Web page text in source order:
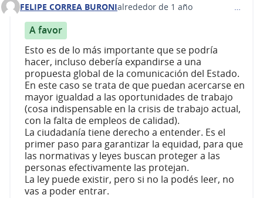
Comentario 584
FELIPE CORREA BURONIalrededor de 1 año …
A favor
Esto es de lo más importante que se podría
hacer, incluso debería expandirse a una
propuesta global de la comunicación del Estado.
En este caso se trata de que puedan acercarse en
mayor igualdad a las oportunidades de trabajo
(cosa indispensable en la crisis de trabajo actual,
con la falta de empleos de calidad).
La ciudadanía tiene derecho a entender. Es el
primer paso para garantizar la equidad, para que
las normativas y leyes buscan proteger a las
personas efectivamente las protejan.
La ley puede existir, pero si no la podés leer, no
vas a poder entrar.